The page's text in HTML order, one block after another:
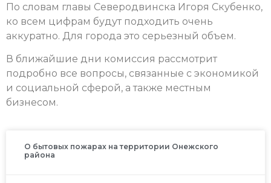
По словам главы Северодвинска Игоря Скубенко,
ко всем цифрам будут подходить очень
аккуратно. Для города это серьезный объем.
В ближайшие дни комиссия рассмотрит
подробно все вопросы, связанные с экономикой
и социальной сферой, а также местным
бизнесом.
О бытовых пожарах на территории Онежского
района